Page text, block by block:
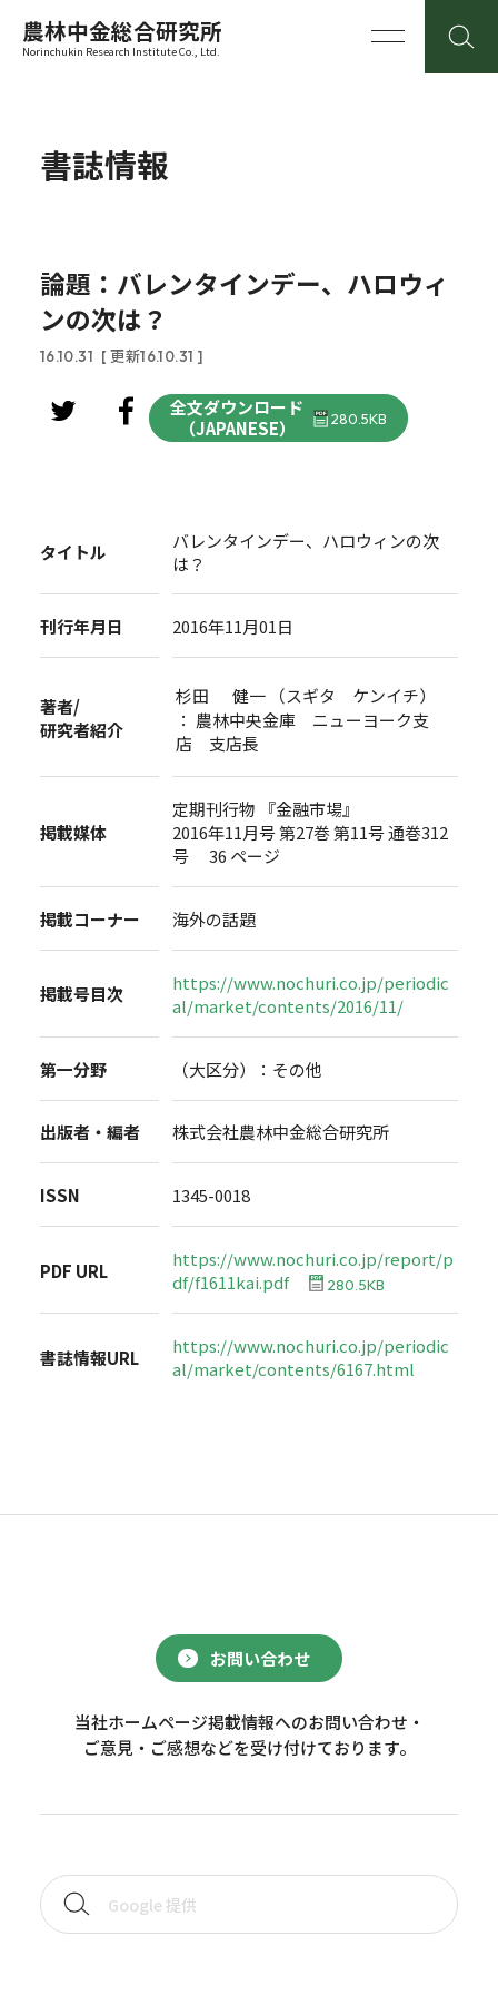
農林中金総合研究所
Norinchukin Research Institute Co., Ltd.
書誌情報
論題：バレンタインデー、ハロウィ
ンの次は？
16.10.31 [ 更新16.10.31 ]
全文ダウンロード
（JAPANESE）
280.5KB
タイトル
バレンタインデー、ハロウィンの次
は？
刊行年月日 2016年11月01日
著者/
研究者紹介
杉田 健一 （スギタ ケンイチ）
： 農林中央金庫 ニューヨーク支
店 支店長
掲載媒体
定期刊行物 『金融市場』
2016年11月号 第27巻 第11号 通巻312
号 36 ページ
掲載コーナー 海外の話題
掲載号目次
https://www.nochuri.co.jp/periodic
al/market/contents/2016/11/
第一分野 （大区分）：その他
出版者・編者 株式会社農林中金総合研究所
ISSN 1345-0018
PDF URL
https://www.nochuri.co.jp/report/p
df/f1611kai.pdf
280.5KB
書誌情報URL
https://www.nochuri.co.jp/periodic
al/market/contents/6167.html
お問い合わせ
当社ホームページ掲載情報へのお問い合わせ・
ご意見・ご感想などを受け付けております。